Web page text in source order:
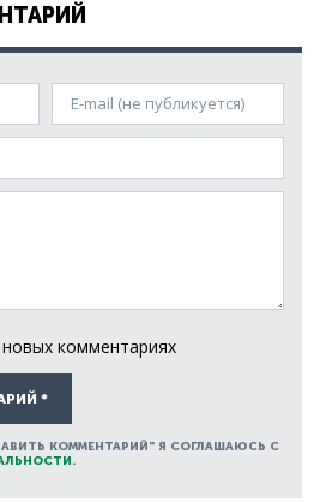
E-mail (не публикуется)
комментариях
*
КОММЕНТАРИЙ" Я СОГЛАШАЮСЬ С
.